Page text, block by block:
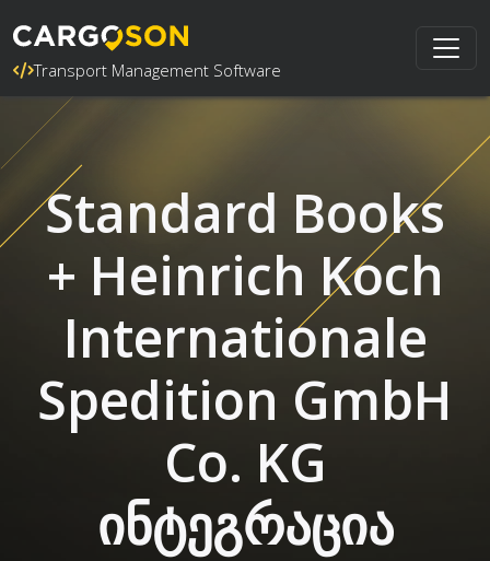
Transport Management Software
Standard Books
+ Heinrich Koch
Internationale
Spedition GmbH
Co. KG
ინტეგრაცია